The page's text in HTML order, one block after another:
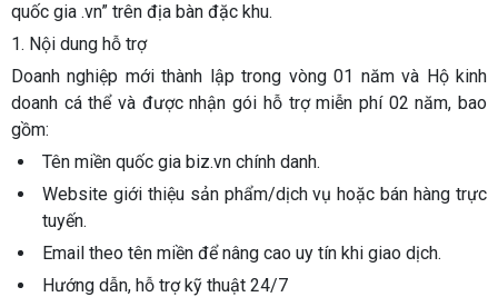
quốc gia .vn” trên địa bàn đặc khu.
1. Nội dung hỗ trợ
Doanh nghiệp mới thành lập trong vòng 01 năm và Hộ kinh
doanh cá thể và được nhận gói hỗ trợ miễn phí 02 năm, bao
gồm:
Tên miền quốc gia biz.vn chính danh.
Website giới thiệu sản phẩm/dịch vụ hoặc bán hàng trực
tuyến.
Email theo tên miền để nâng cao uy tín khi giao dịch.
Hướng dẫn, hỗ trợ kỹ thuật 24/7